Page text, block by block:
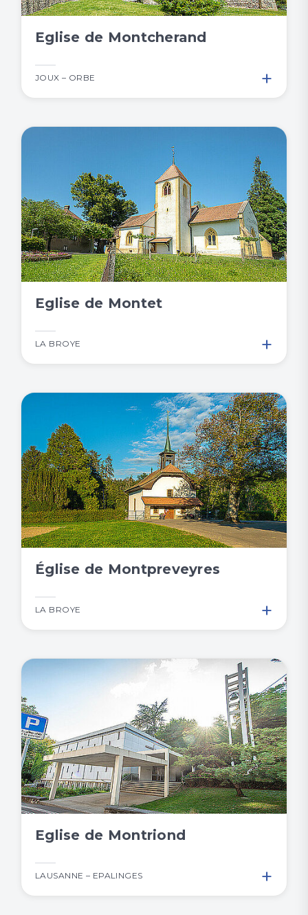
Eglise de Montcherand
JOUX – ORBE +
Eglise de Montet
LA BROYE +
Église de Montpreveyres
LA BROYE +
Eglise de Montriond
LAUSANNE – EPALINGES +